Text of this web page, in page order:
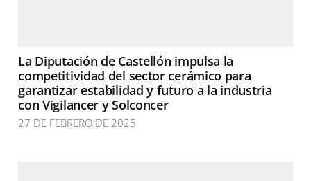
La Diputación de Castellón impulsa la
competitividad del sector cerámico para
garantizar estabilidad y futuro a la industria
con Vigilancer y Solconcer
27 DE FEBRERO DE 2025